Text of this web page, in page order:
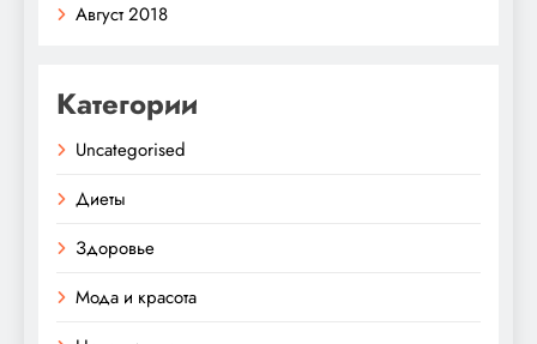
Август 2018
Категории
Uncategorised
Диеты
Здоровье
Мода и красота